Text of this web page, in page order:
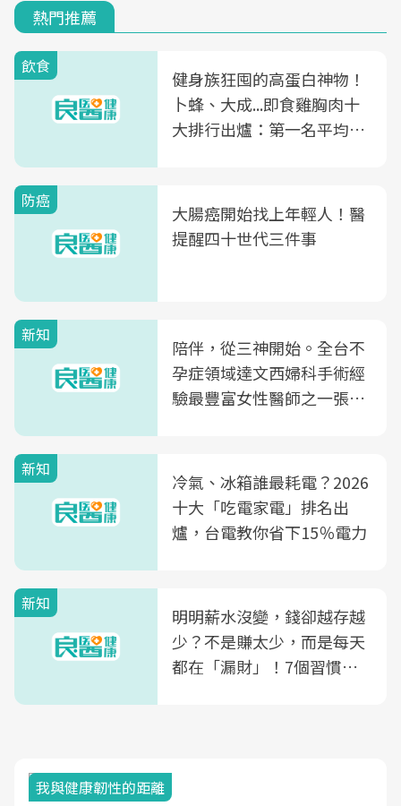
熱門推薦
飲食
健身族狂囤的高蛋白神物！
卜蜂、大成...即食雞胸肉十
大排行出爐：第一名平均一
防癌
大腸癌開始找上年輕人！醫
提醒四十世代三件事
新知
陪伴，從三神開始。全台不
孕症領域達文西婦科手術經
驗最豐富女性醫師之一張永
光田醫院建構360度女性健
康照護生態圈
新知
冷氣、冰箱誰最耗電？2026
十大「吃電家電」排名出
爐，台電教你省下15％電力
新知
明明薪水沒變，錢卻越存越
少？不是賺太少，而是每天
都在「漏財」！7個習慣一
我與健康韌性的距離